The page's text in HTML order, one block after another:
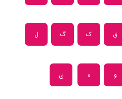
ق ک گ ل
و ه ی